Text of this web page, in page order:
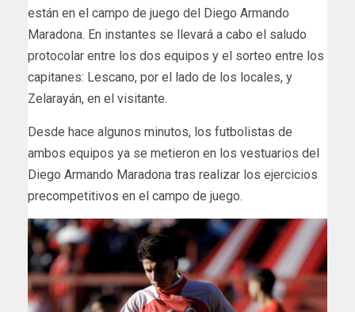
están en el campo de juego del Diego Armando
Maradona. En instantes se llevará a cabo el saludo
protocolar entre los dos equipos y el sorteo entre los
capitanes: Lescano, por el lado de los locales, y
Zelarayán, en el visitante.
Desde hace algunos minutos, los futbolistas de
ambos equipos ya se metieron en los vestuarios del
Diego Armando Maradona tras realizar los ejercicios
precompetitivos en el campo de juego.